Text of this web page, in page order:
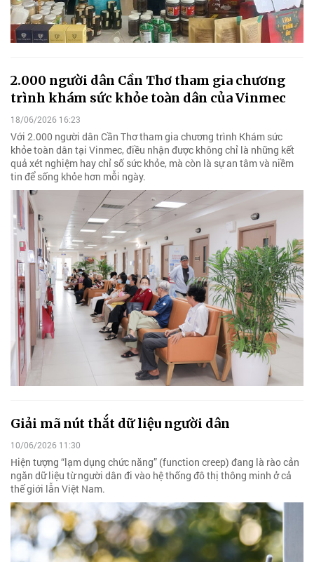
2.000 người dân Cần Thơ tham gia chương
trình khám sức khỏe toàn dân của Vinmec
18/06/2026 16:23
Với 2.000 người dân Cần Thơ tham gia chương trình Khám sức
khỏe toàn dân tại Vinmec, điều nhận được không chỉ là những kết
quả xét nghiệm hay chỉ số sức khỏe, mà còn là sự an tâm và niềm
tin để sống khỏe hơn mỗi ngày.
Giải mã nút thắt dữ liệu người dân
10/06/2026 11:30
Hiện tượng “lạm dụng chức năng” (function creep) đang là rào cản
ngăn dữ liệu từ người dân đi vào hệ thống đô thị thông minh ở cả
thế giới lẫn Việt Nam.